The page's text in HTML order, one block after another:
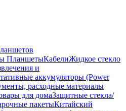
ПланшетыКабелиЖидкое стекло
и
аккумуляторы (Power
расходные материалы
для домаЗащитные стекла/
пакетыКитайский